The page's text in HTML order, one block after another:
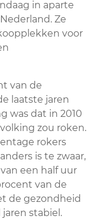
in aparte
Ze
voor
van de
laatste jaren
was dat in 2010
zou roken.
rokers
is te zwaar,
een half uur
van de
de gezondheid
stabiel.